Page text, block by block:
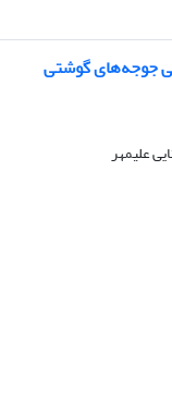
جوجه‌های گوشتی
علیمهر